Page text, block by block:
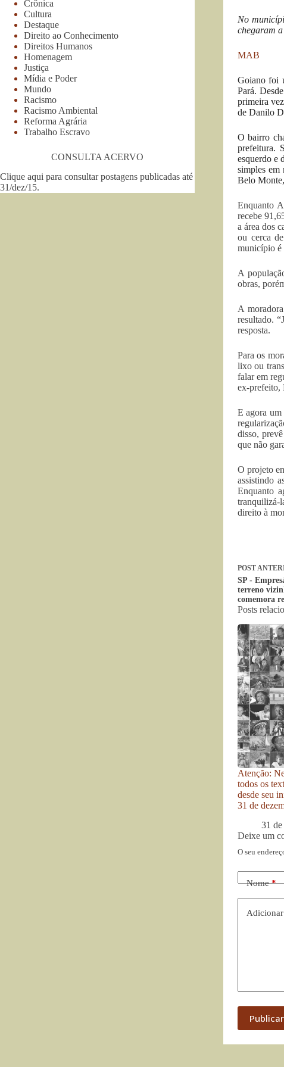
No
chegaram
MAB
Goiano foi
Pará.
primeira
de Danilo
O bairro
prefeitura.
esquerdo e
simples
Belo
Enquanto
recebe
a área dos
ou cerca
município é
A
obras,
A
resultado.
resposta.
Para os
lixo ou
falar em
ex-prefeito,
E agora um
disso,
que não
O projeto
assistindo
Enquanto
tranquilizá-
direito à
POST
SP -
terreno
comemora
Posts
Atenção:
todos os
desde seu
31 de
31
Deixe um
O seu
Nome*
Crônica
Cultura
Destaque
Direito ao Conhecimento
Direitos Humanos
Homenagem
Justiça
Mídia e Poder
Mundo
Racismo
Racismo Ambiental
Reforma Agrária
Trabalho Escravo
CONSULTA ACERVO
Clique aqui para consultar postagens publicadas até
31/dez/15.